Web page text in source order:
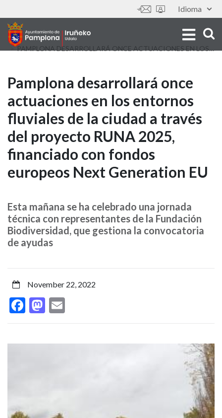
to
main
content
Idioma
Tools
Pamplona
desarrollará
once
actuaciones
en
entornos
fluviales
la
ciudad
a
través
RUNA
Pamplona desarrollará once
actuaciones en los entornos
fluviales de la ciudad a través
del proyecto RUNA 2025,
financiado con fondos
europeos Next Generation EU
Esta mañana se ha celebrado una jornada
técnica con representantes de la Fundación
Biodiversidad, que gestiona la convocatoria
de ayudas
November 22, 2022
Facebook
Mastodon